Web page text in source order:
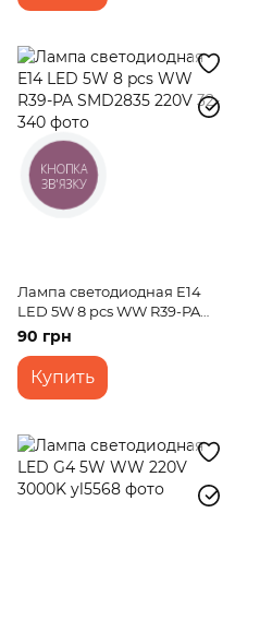
Лампа светодиодная E14
LED 5W 8 pcs WW R39-PA
SMD2835 220V
90 грн
Купить
КНОПКА
ЗВ'ЯЗКУ